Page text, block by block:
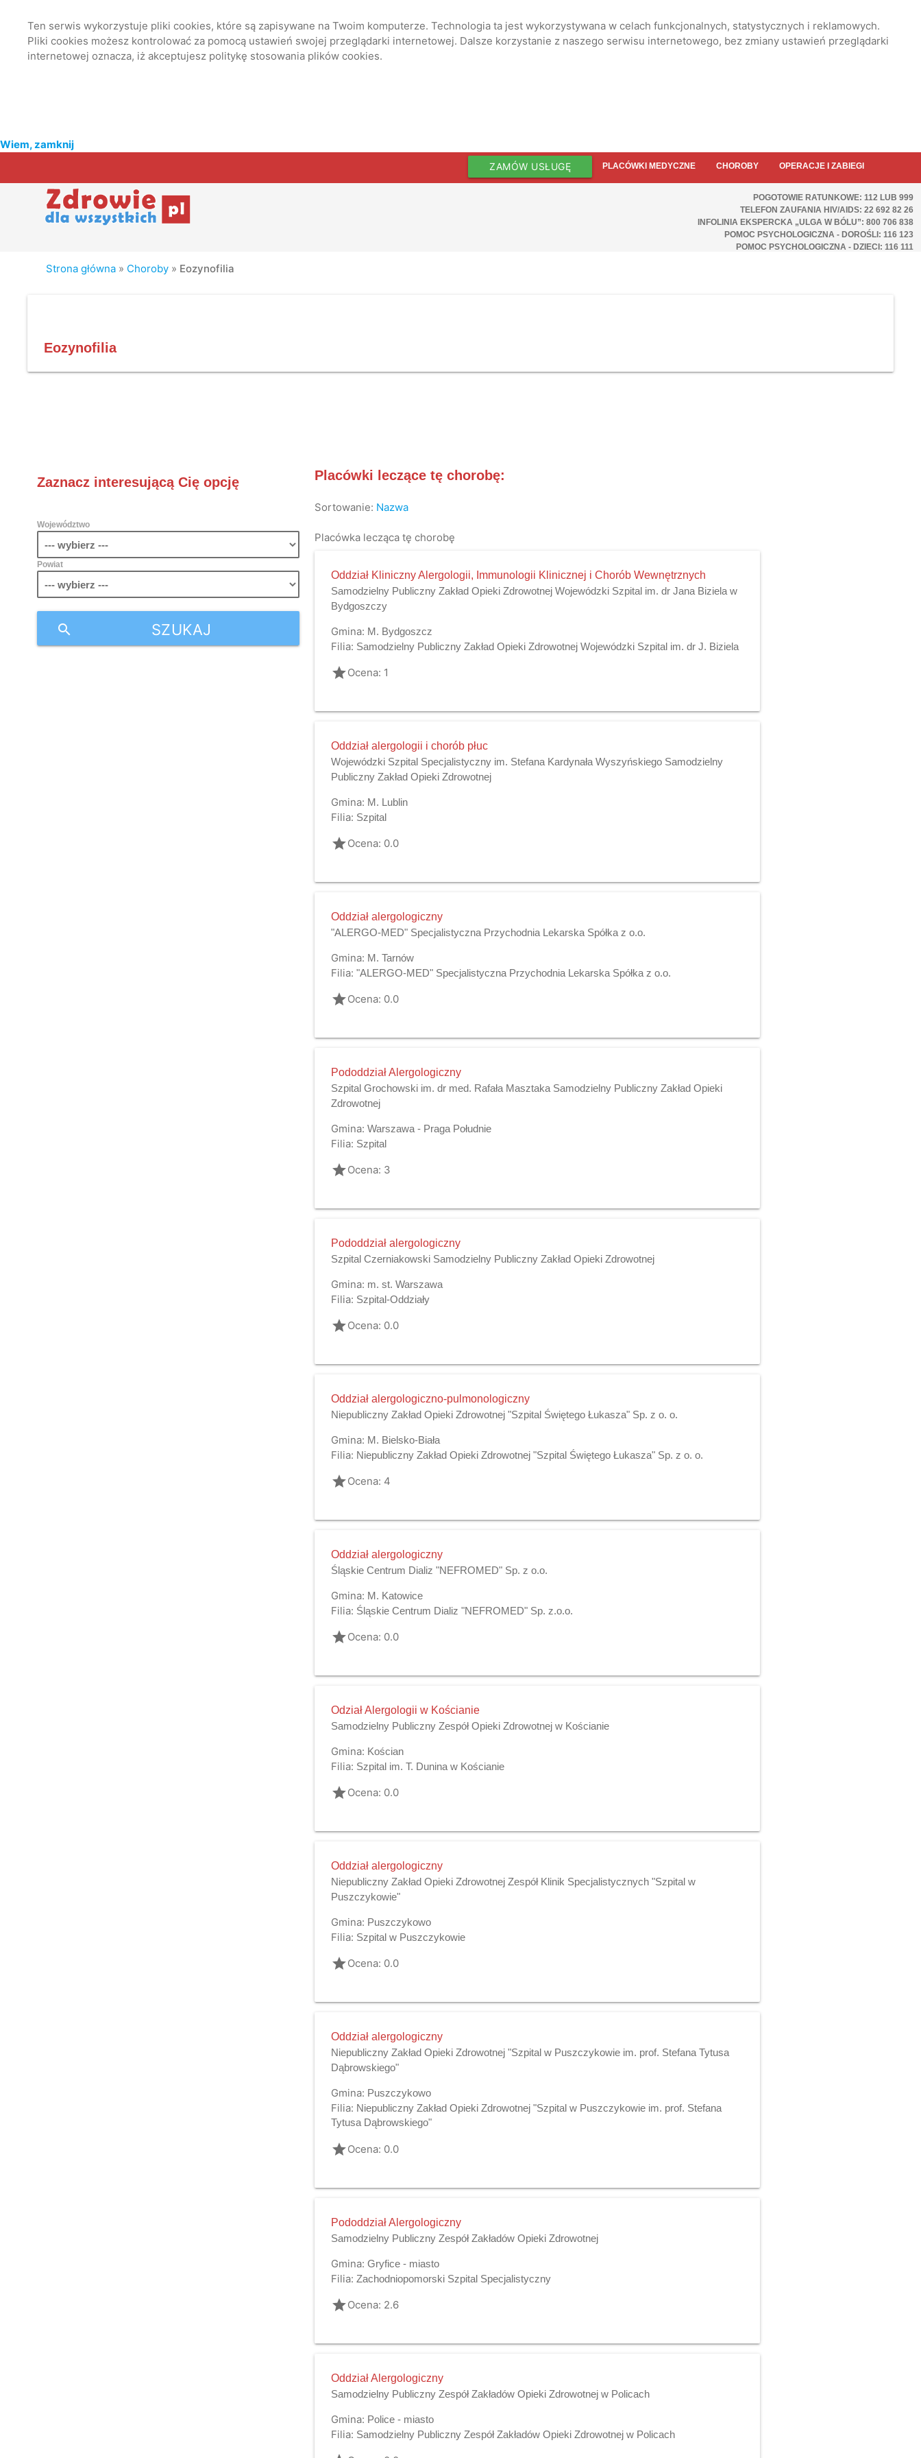
Ten serwis wykorzystuje pliki cookies, które są zapisywane na Twoim komputerze. Technologia ta jest wykorzystywana w celach funkcjonalnych, statystycznych i reklamowych.
Pliki cookies możesz kontrolować za pomocą ustawień swojej przeglądarki internetowej. Dalsze korzystanie z naszego serwisu internetowego, bez zmiany ustawień przeglądarki
internetowej oznacza, iż akceptujesz politykę stosowania plików cookies.
Wiem, zamknij
ZAMÓW USŁUGĘ PLACÓWKI MEDYCZNE CHOROBY OPERACJE I ZABIEGI
POGOTOWIE RATUNKOWE: 112 LUB 999
TELEFON ZAUFANIA HIV/AIDS: 22 692 82 26
INFOLINIA EKSPERCKA „ULGA W BÓLU”: 800 706 838
POMOC PSYCHOLOGICZNA - DOROŚLI: 116 123
POMOC PSYCHOLOGICZNA - DZIECI: 116 111
Strona główna » Choroby » Eozynofilia
Eozynofilia
Zaznacz interesującą Cię opcję
Województwo
Powiat
SZUKAJ
search
Placówki leczące tę chorobę:
Sortowanie: Nazwa
Placówka lecząca tę chorobę
Oddział Kliniczny Alergologii, Immunologii Klinicznej i Chorób Wewnętrznych
Samodzielny Publiczny Zakład Opieki Zdrowotnej Wojewódzki Szpital im. dr Jana Biziela w
Bydgoszczy
Gmina: M. Bydgoszcz
Filia: Samodzielny Publiczny Zakład Opieki Zdrowotnej Wojewódzki Szpital im. dr J. Biziela
gradeOcena: 1
Oddział alergologii i chorób płuc
Wojewódzki Szpital Specjalistyczny im. Stefana Kardynała Wyszyńskiego Samodzielny
Publiczny Zakład Opieki Zdrowotnej
Gmina: M. Lublin
Filia: Szpital
gradeOcena: 0.0
Oddział alergologiczny
"ALERGO-MED" Specjalistyczna Przychodnia Lekarska Spółka z o.o.
Gmina: M. Tarnów
Filia: "ALERGO-MED" Specjalistyczna Przychodnia Lekarska Spółka z o.o.
gradeOcena: 0.0
Pododdział Alergologiczny
Szpital Grochowski im. dr med. Rafała Masztaka Samodzielny Publiczny Zakład Opieki
Zdrowotnej
Gmina: Warszawa - Praga Południe
Filia: Szpital
gradeOcena: 3
Pododdział alergologiczny
Szpital Czerniakowski Samodzielny Publiczny Zakład Opieki Zdrowotnej
Gmina: m. st. Warszawa
Filia: Szpital-Oddziały
gradeOcena: 0.0
Oddział alergologiczno-pulmonologiczny
Niepubliczny Zakład Opieki Zdrowotnej "Szpital Świętego Łukasza" Sp. z o. o.
Gmina: M. Bielsko-Biała
Filia: Niepubliczny Zakład Opieki Zdrowotnej "Szpital Świętego Łukasza" Sp. z o. o.
gradeOcena: 4
Oddział alergologiczny
Śląskie Centrum Dializ "NEFROMED" Sp. z o.o.
Gmina: M. Katowice
Filia: Śląskie Centrum Dializ "NEFROMED" Sp. z.o.o.
gradeOcena: 0.0
Odział Alergologii w Kościanie
Samodzielny Publiczny Zespół Opieki Zdrowotnej w Kościanie
Gmina: Kościan
Filia: Szpital im. T. Dunina w Kościanie
gradeOcena: 0.0
Oddział alergologiczny
Niepubliczny Zakład Opieki Zdrowotnej Zespół Klinik Specjalistycznych "Szpital w
Puszczykowie"
Gmina: Puszczykowo
Filia: Szpital w Puszczykowie
gradeOcena: 0.0
Oddział alergologiczny
Niepubliczny Zakład Opieki Zdrowotnej "Szpital w Puszczykowie im. prof. Stefana Tytusa
Dąbrowskiego"
Gmina: Puszczykowo
Filia: Niepubliczny Zakład Opieki Zdrowotnej "Szpital w Puszczykowie im. prof. Stefana
Tytusa Dąbrowskiego"
gradeOcena: 0.0
Pododdział Alergologiczny
Samodzielny Publiczny Zespół Zakładów Opieki Zdrowotnej
Gmina: Gryfice - miasto
Filia: Zachodniopomorski Szpital Specjalistyczny
gradeOcena: 2.6
Oddział Alergologiczny
Samodzielny Publiczny Zespół Zakładów Opieki Zdrowotnej w Policach
Gmina: Police - miasto
Filia: Samodzielny Publiczny Zespół Zakładów Opieki Zdrowotnej w Policach